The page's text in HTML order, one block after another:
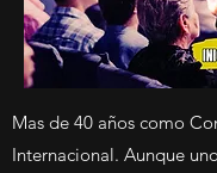
Mas de 40 años como
Internacional. Aunque